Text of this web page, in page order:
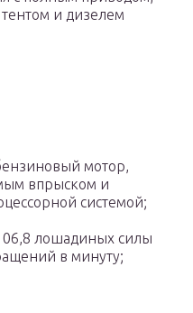
и дизелем
мотор,
впрыском и
системой;
лошадиных силы
в минуту;